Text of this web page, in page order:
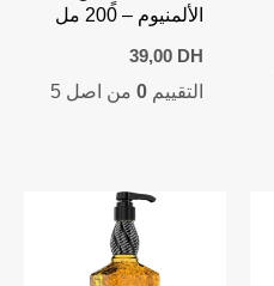
الألمنيوم – 200 مل
39,00 DH
التقييم0 من اصل 5